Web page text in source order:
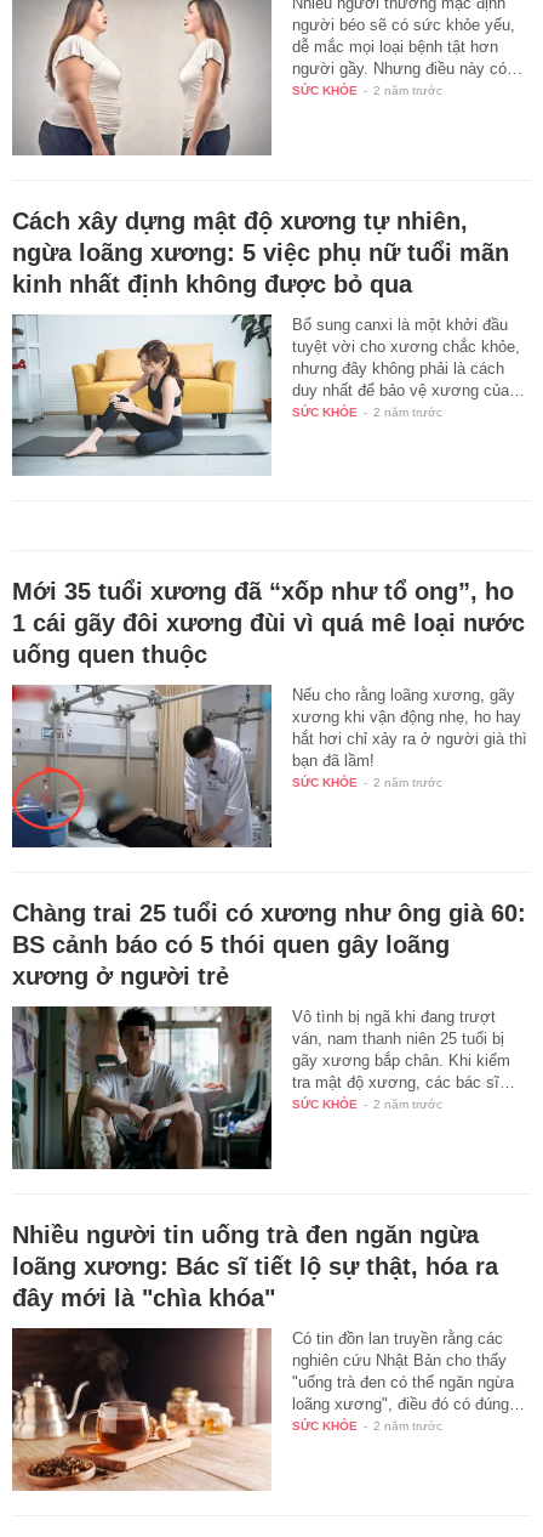
người béo sẽ có sức khỏe yếu,
dễ mắc mọi loại bệnh tật hơn
người gầy. Nhưng điều này có…
SỨC KHỎE - 2 năm trước
Cách xây dựng mật độ xương tự nhiên,
ngừa loãng xương: 5 việc phụ nữ tuổi mãn
kinh nhất định không được bỏ qua
Bổ sung canxi là một khởi đầu
tuyệt vời cho xương chắc khỏe,
nhưng đây không phải là cách
duy nhất để bảo vệ xương của…
SỨC KHỎE - 2 năm trước
Mới 35 tuổi xương đã “xốp như tổ ong”, ho
1 cái gãy đôi xương đùi vì quá mê loại nước
uống quen thuộc
Nếu cho rằng loãng xương, gãy
xương khi vận động nhẹ, ho hay
hắt hơi chỉ xảy ra ở người già thì
bạn đã lầm!
SỨC KHỎE - 2 năm trước
Chàng trai 25 tuổi có xương như ông già 60:
BS cảnh báo có 5 thói quen gây loãng
xương ở người trẻ
Vô tình bị ngã khi đang trượt
ván, nam thanh niên 25 tuổi bị
gãy xương bắp chân. Khi kiểm
tra mật độ xương, các bác sĩ…
SỨC KHỎE - 2 năm trước
Nhiều người tin uống trà đen ngăn ngừa
loãng xương: Bác sĩ tiết lộ sự thật, hóa ra
đây mới là "chìa khóa"
Có tin đồn lan truyền rằng các
nghiên cứu Nhật Bản cho thấy
"uống trà đen có thể ngăn ngừa
loãng xương", điều đó có đúng…
SỨC KHỎE - 2 năm trước